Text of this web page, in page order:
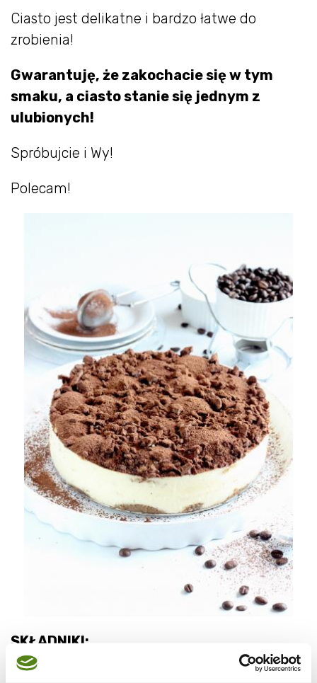
Ciasto jest delikatne i bardzo łatwe do
zrobienia!
Gwarantuję, że zakochacie się w tym
smaku, a ciasto stanie się jednym z
ulubionych!
Spróbujcie i Wy!
Polecam!
SKŁADNIKI:
( tortownica 26 cm )